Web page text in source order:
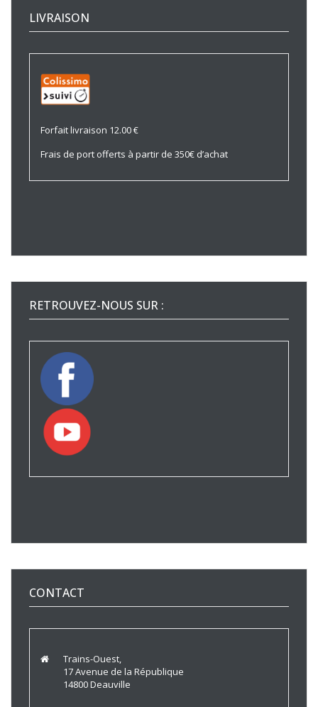
LIVRAISON
Forfait livraison 12.00 €
Frais de port offerts à partir de 350€ d’achat
RETROUVEZ-NOUS SUR :
CONTACT
Trains-Ouest,
17 Avenue de la République
14800 Deauville